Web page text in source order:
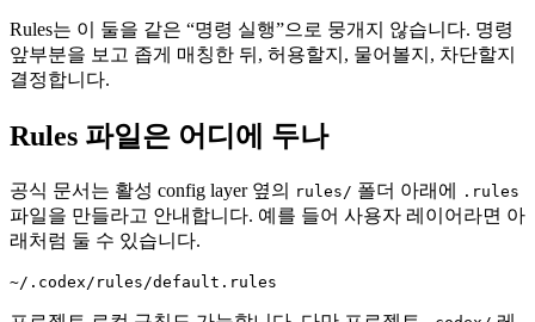
Rules는 이 둘을 같은 “명령 실행”으로 뭉개지 않습니다. 명령
앞부분을 보고 좁게 매칭한 뒤, 허용할지, 물어볼지, 차단할지
결정합니다.
Rules 파일은 어디에 두나
공식 문서는 활성 config layer 옆의 rules/ 폴더 아래에 .rules
파일을 만들라고 안내합니다. 예를 들어 사용자 레이어라면 아
래처럼 둘 수 있습니다.
~/.codex/rules/default.rules